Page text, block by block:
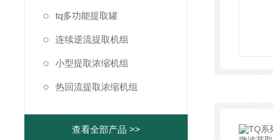
tq多功能提取罐
连续逆流提取机组
小型提取浓缩机组
热回流提取浓缩机组
查看全部产品 >>